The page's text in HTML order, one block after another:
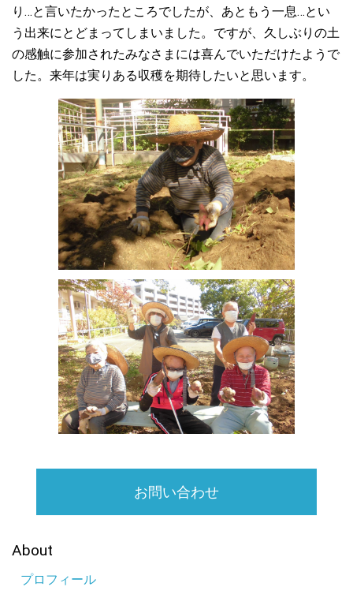
とは「より良い利用者支援に繋がる」そんな思いで日々の業務に
努めていきたいと思える研修会でした。
2021.04.01
☆新年度がスタートしました 新年度がスタートしました。コロ
対策を徹底しつつ、利用者のみなさんが健康で張りのある生活を
送っていただけるよう、職員一同力を合わせて努めていきたいと
思います。どうぞよろしくお願いいたします。
2021.03.24
☆クロスバイクが入荷しました。 施設の地域交流スペースに
は、ウォーキングマシンやマッサージ機など、身体を動かしたり
リラックスできる機器を揃えています。今回、コロナ禍でもあ
り、より機器を充実させようと背もたれのついたクロスバイクを
購入。どうしても運動不足になりやすい中、しっかりと汗を流せ
るようにしたいと思います。
2021.03.11
☆梅が満開になりました。 施設玄関前の梅が今年も満開になり
ました。きれいな花がぼんぼりのように梅色に色づき、その下で
利用者のみなさんはパシャリと記念撮影をしました。今年は桜の
開花も早いようです。次は桜のお花見が楽しみです。
2021.02.24
職員が買い物代行しています。
☆豆まきを行いました。 今年の節分は2月2日でしたが、本日豆
はできませんでしたが、鬼に扮した職員が各居室のベランダに周
り…と言いたかったところでしたが、あともう一息…とい
う出来にとどまってしまいました。ですが、久しぶりの土
の感触に参加されたみなさまには喜んでいただけたようで
した。来年は実りある収穫を期待したいと思います。
お問い合わせ
About
プロフィール